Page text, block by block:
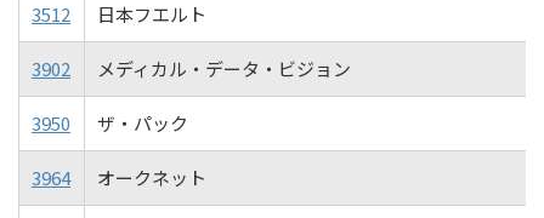
3512 日本フエルト
3902 メディカル・データ・ビジョン
3950 ザ・パック
3964 オークネット